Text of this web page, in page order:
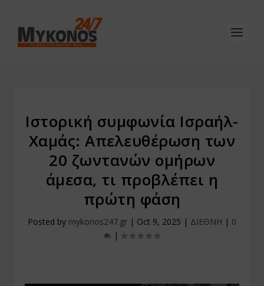
Ιστορική συμφωνία Ισραήλ-
Χαμάς: Απελευθέρωση των
20 ζωντανών ομήρων
άμεσα, τι προβλέπει η
πρώτη φάση
Posted by mykonos247.gr | Oct 9, 2025 | ΔΙΕΘΝΗ | 0
|